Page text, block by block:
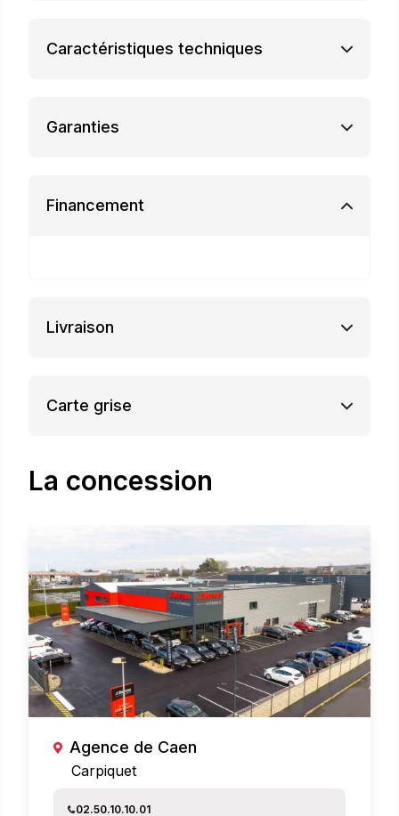
Caractéristiques techniques
Garanties
Financement
Livraison
Carte grise
La concession
Agence de Caen
Carpiquet
02.50.10.10.01